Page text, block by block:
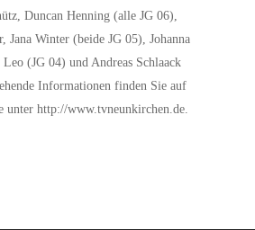
Duncan Henning (alle JG 06),
Jana Winter (beide JG 05), Johanna
(JG 04) und Andreas Schlaack
Informationen finden Sie auf
unter http://www.tvneunkirchen.de.